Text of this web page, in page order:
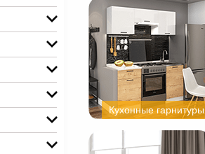
Кухонные гарнитуры